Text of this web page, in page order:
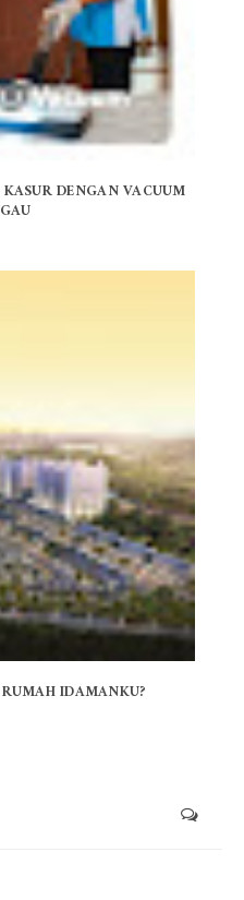
DENGAN VACUUM
IDAMANKU?